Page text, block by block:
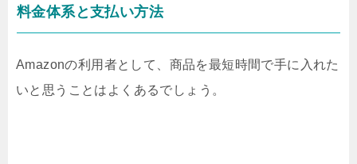
料金体系と支払い方法
Amazonの利用者として、商品を最短時間で手に入れた
いと思うことはよくあるでしょう。